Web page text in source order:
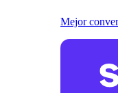
Mejor